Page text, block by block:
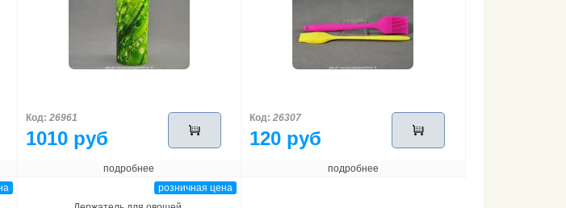
Код: 26961
1010 руб
подробнее
Код: 26307
120 руб
подробнее
розничная цена